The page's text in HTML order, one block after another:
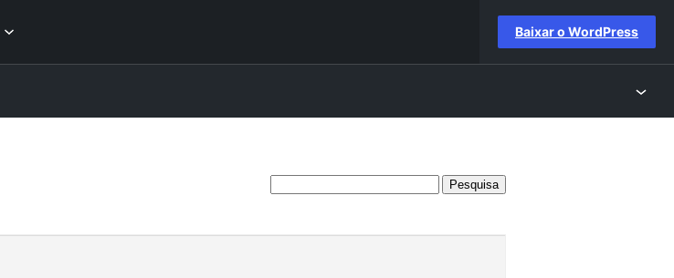
Baixar o WordPress